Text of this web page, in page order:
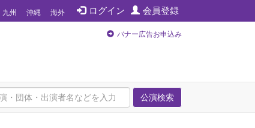
ログイン 会員登録
九州 沖縄 海外
バナー広告お申込み
公演検索